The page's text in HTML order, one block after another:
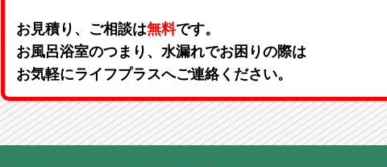
お見積り、ご相談は無料です。
お風呂浴室のつまり、水漏れでお困りの際は
お気軽にライフプラスへご連絡ください。